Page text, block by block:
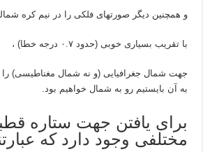
و همچنین دیگر صورتهای فلکی را در نیم‌ کره‌
با تقریب بسیاری خوبی (حدود ۰.۷ درجه خطا) ،
جهت شمال جغرافیایی (و نه شمال مغناطیسی) را
به آن بایستیم رو به شمال خواهیم بود.
برای یافتن جهت ستاره‌
مختلفی وجود دارد که